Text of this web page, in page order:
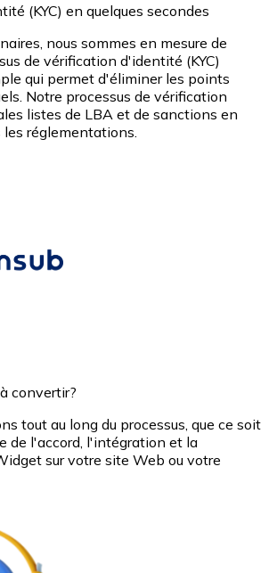
(KYC) en quelques secondes
nous sommes en mesure de
de vérification d'identité (KYC)
qui permet d'éliminer les points
Notre processus de vérification
listes de LBA et de sanctions en
réglementations.
convertir?
tout au long du processus, que ce soit
de l'accord, l'intégration et la
sur votre site Web ou votre